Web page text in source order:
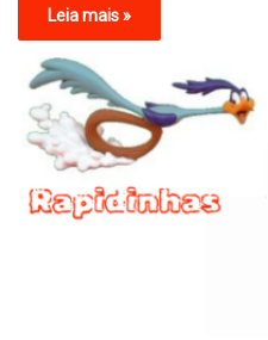
Leia mais »